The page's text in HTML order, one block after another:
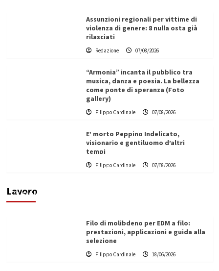
Assunzioni regionali per vittime di
violenza di genere: 8 nulla osta già
rilasciati
Redazione 07/08/2026
“Armonia” incanta il pubblico tra
musica, danza e poesia. La bellezza
come ponte di speranza (Foto
gallery)
Filippo Cardinale 07/08/2026
E’ morto Peppino Indelicato,
visionario e gentiluomo d’altri
tempi
Filippo Cardinale 07/08/2026
Lavoro
L’ingegnere saccense Buscarnera partner chiave
di un progetto transnazionale per la transizione
Filippo Cardinale
Filo di molibdeno per EDM a filo:
prestazioni, applicazioni e guida alla
selezione
Filippo Cardinale 18/06/2026